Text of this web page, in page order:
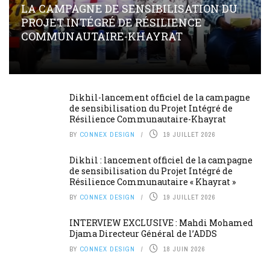
LA CAMPAGNE DE SENSIBILISATION DU
PROJET INTÉGRÉ DE RÉSILIENCE
COMMUNAUTAIRE-KHAYRAT
Dikhil-lancement officiel de la campagne
de sensibilisation du Projet Intégré de
Résilience Communautaire-Khayrat
BY CONNEX DESIGN 19 JUILLET 2026
Dikhil : lancement officiel de la campagne
de sensibilisation du Projet Intégré de
Résilience Communautaire « Khayrat »
BY CONNEX DESIGN 19 JUILLET 2026
INTERVIEW EXCLUSIVE : Mahdi Mohamed
Djama Directeur Général de l’ADDS
BY CONNEX DESIGN 18 JUIN 2026